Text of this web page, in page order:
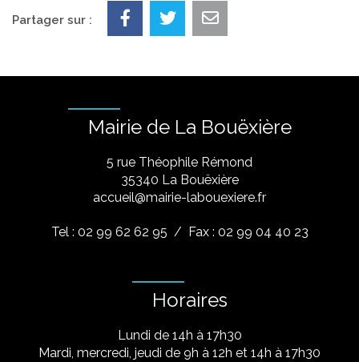
Partager sur :
Mairie de La Bouëxière
5 rue Théophile Rémond
​35340 La Bouëxière
accueil@mairie-labouexiere.fr
Tel : 02 99 62 62 95 / Fax : 02 99 04 40 23
Horaires
Lundi de 14h à 17h30
Mardi, mercredi, jeudi de 9h à 12h et 14h à 17h30